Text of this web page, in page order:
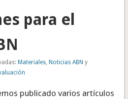
para el
Materiales, Noticias ABN y
publicado varios artículos